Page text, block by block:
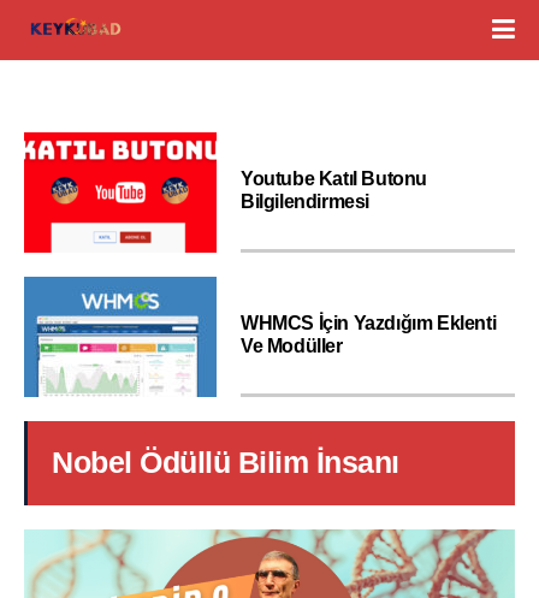
Youtube Katıl Butonu
Bilgilendirmesi
WHMCS İçin Yazdığım Eklenti
Ve Modüller
Nobel Ödüllü Bilim İnsanı